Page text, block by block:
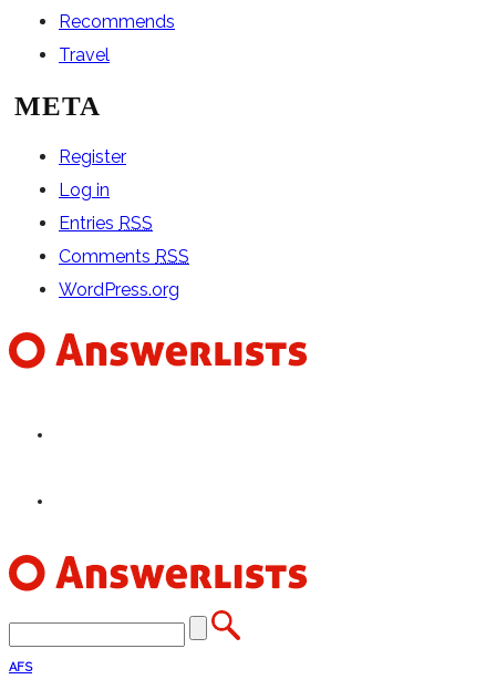
Recommends
Travel
META
Register
Log in
Entries RSS
Comments RSS
WordPress.org
AFS